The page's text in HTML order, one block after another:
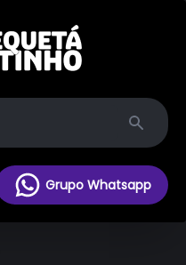
Search
Grupo Whatsapp